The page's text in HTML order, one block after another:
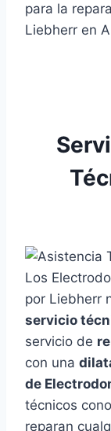
para la
Liebherr en
Los
por Liebherr
servicio
servicio de
con una
de
técnicos
reparan